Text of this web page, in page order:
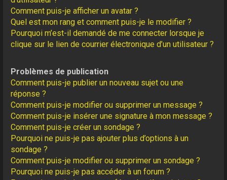
Comment puis-je afficher un avatar ?
Quel est mon rang et comment puis-je le modifier ?
Pourquoi m’est-il demandé de me connecter lorsque je
clique sur le lien de courrier électronique d’un utilisateur ?
Problèmes de publication
Comment puis-je publier un nouveau sujet ou une
réponse ?
Comment puis-je modifier ou supprimer un message ?
Comment puis-je insérer une signature à mon message ?
Comment puis-je créer un sondage ?
Pourquoi ne puis-je pas ajouter plus d’options à un
sondage ?
Comment puis-je modifier ou supprimer un sondage ?
Pourquoi ne puis-je pas accéder à un forum ?